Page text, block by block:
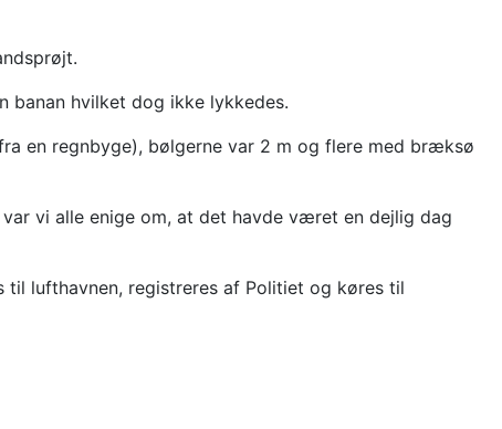
banan hvilket dog ikke lykkedes.
en regnbyge), bølgerne var 2 m og flere med bræksø
vi alle enige om, at det havde været en dejlig dag
til lufthavnen, registreres af Politiet og køres til